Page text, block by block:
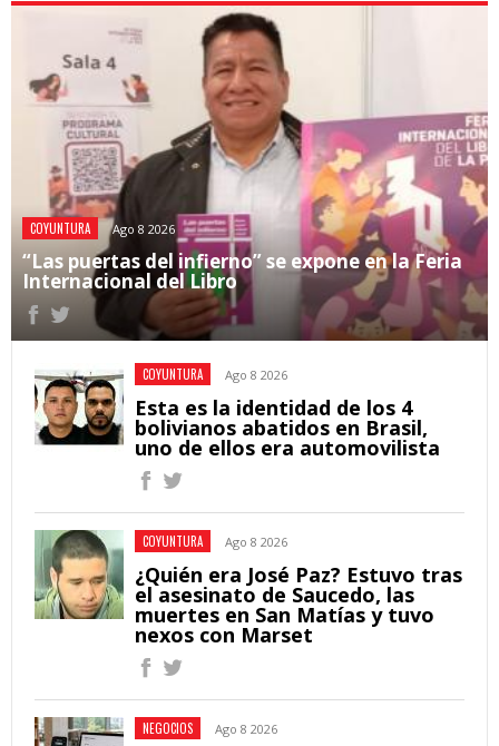
COYUNTURA Ago 8 2026
“Las puertas del infierno” se expone en la Feria
Internacional del Libro
COYUNTURA Ago 8 2026
Esta es la identidad de los 4
bolivianos abatidos en Brasil,
uno de ellos era automovilista
COYUNTURA Ago 8 2026
¿Quién era José Paz? Estuvo tras
el asesinato de Saucedo, las
muertes en San Matías y tuvo
nexos con Marset
NEGOCIOS Ago 8 2026